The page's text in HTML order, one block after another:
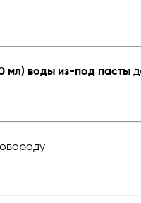
мл) воды из-под пасты